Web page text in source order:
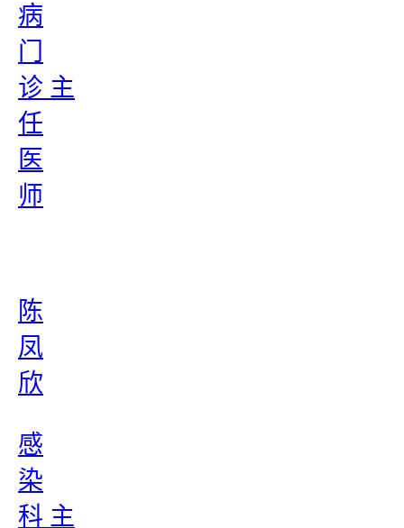
病
门
诊 主
任
医
师
陈
凤
欣
感
染
科 主